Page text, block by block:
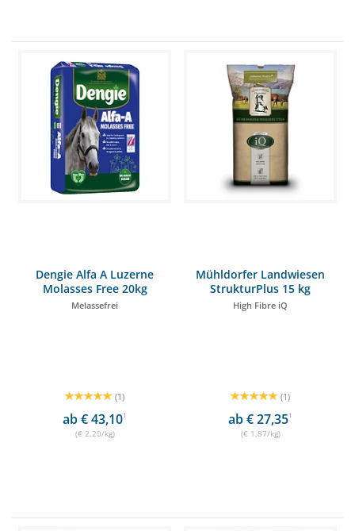
Dengie Alfa A Luzerne
Molasses Free 20kg
Melassefrei
(1)
ab € 43,101
(€ 2,20/kg)
Mühldorfer Landwiesen
StrukturPlus 15 kg
High Fibre iQ
(1)
ab € 27,351
(€ 1,87/kg)